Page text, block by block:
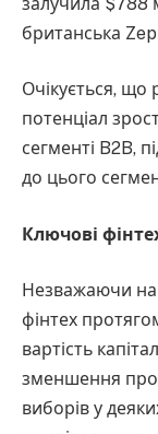
британська
Очікується,
потенціал
сегменті B2B,
до цього
Ключові
Незважаючи на
фінтех
вартість
зменшення
виборів у